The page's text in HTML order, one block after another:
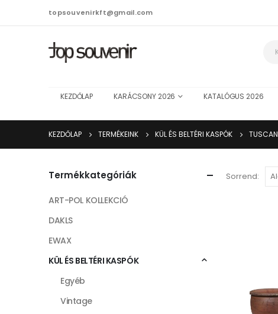
topsouvenirkft@gmail.com
KEZDŐLAP KARÁCSONY 2026 KATALÓGUS 2026
KEZDŐLAP TERMÉKEINK KÜL ÉS BELTÉRI KASPÓK TUSCAN
Sorrend:
Termékkategóriák
ART-POL KOLLEKCIÓ
DAKLS
EWAX
KÜL ÉS BELTÉRI KASPÓK
Egyéb
Vintage